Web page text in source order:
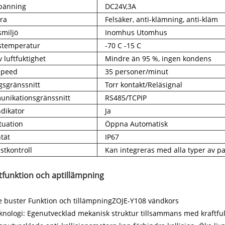
DC24V,3A
Felsäker, anti-klämning, anti-kläm
Inomhus Utomhus
-70 C -15 C
luftfuktighet
Mindre än 95 %, ingen kondens
35 personer/minut
Torr kontakt/Reläsignal
RS485/TCPIP
Ja
Öppna Automatisk
IP67
Kan integreras med alla typer av
och aptillämpning
buster Funktion och tillämpningZOJE-Y108 vändkors
Egenutvecklad mekanisk struktur tillsammans med